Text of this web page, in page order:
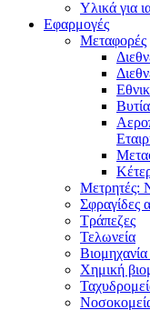
Υλικά για
Εφαρμογές
Μεταφορές
Βυτία
Μετρητές:
Σφραγίδες
Τράπεζες
Τελωνεία
Χημική